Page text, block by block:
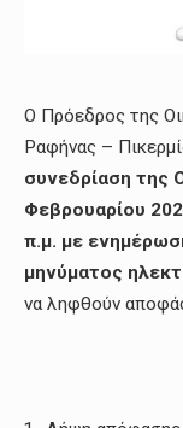
Ο Πρόεδρος της
Ραφήνας –
συνεδρίαση της
Φεβρουαρίου
π.μ. με
μηνύματος
να ληφθούν